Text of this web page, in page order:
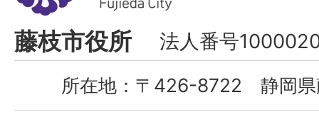
市
Fujieda
City
藤枝市役所 法人番号
所在地： 〒426-8722 静岡県